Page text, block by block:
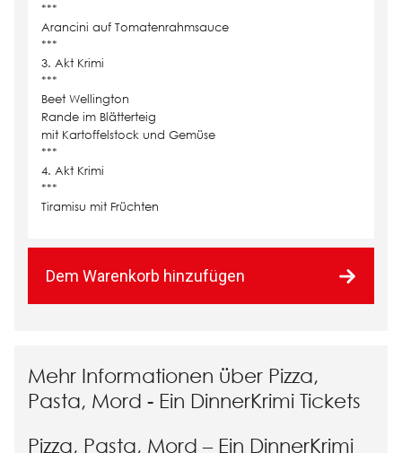
***
Arancini auf Tomatenrahmsauce
***
3. Akt Krimi
***
Beet Wellington
Rande im Blätterteig
mit Kartoffelstock und Gemüse
***
4. Akt Krimi
***
Tiramisu mit Früchten
Dem Warenkorb hinzufügen
Mehr Informationen über Pizza,
Pasta, Mord - Ein DinnerKrimi Tickets
Pizza, Pasta, Mord – Ein DinnerKrimi